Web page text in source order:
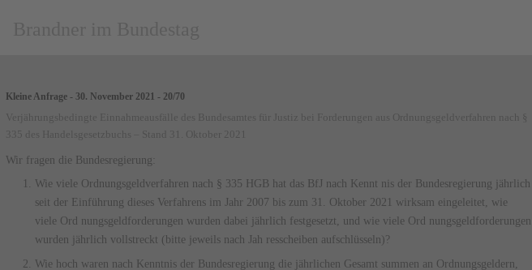
Kleine Anfrage - 30. November 2021 - 20/70
Verjährungsbedingte Einnahmeausfälle des Bundesamtes für Justiz bei Forderungen aus Ordnungsgeldverfahren nach §
335 des Handelsgesetzbuchs – Stand 31. Oktober 2021
Wir fragen die Bundesregierung:
Wie viele Ordnungsgeldverfahren nach § 335 HGB hat das BfJ nach Kennt­ nis der Bundesregierung jährlich
seit der Einführung dieses Verfahrens im Jahr 2007 bis zum 31. Oktober 2021 wirksam eingeleitet, wie
viele Ord­ nungsgeldforderungen wurden dabei jährlich festgesetzt, und wie viele Ord­ nungsgeldforderungen
wurden jährlich vollstreckt (bitte jeweils nach Jah­ resscheiben aufschlüsseln)?
Wie hoch waren nach Kenntnis der Bundesregierung die jährlichen Gesamt­ summen an Ordnungsgeldern,